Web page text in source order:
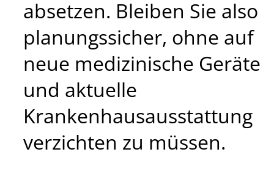
absetzen. Bleiben Sie also
planungssicher, ohne auf
neue medizinische Geräte
und aktuelle
Krankenhausausstattung
verzichten zu müssen.